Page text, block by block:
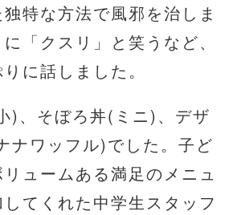
特な方法で風邪を治しま
「クスリ」と笑うなど、
に話しました。
)、そぼろ丼(ミニ)、デザ
ナワッフル)でした。子ど
ュームある満足のメニュ
てくれた中学生スタッフ